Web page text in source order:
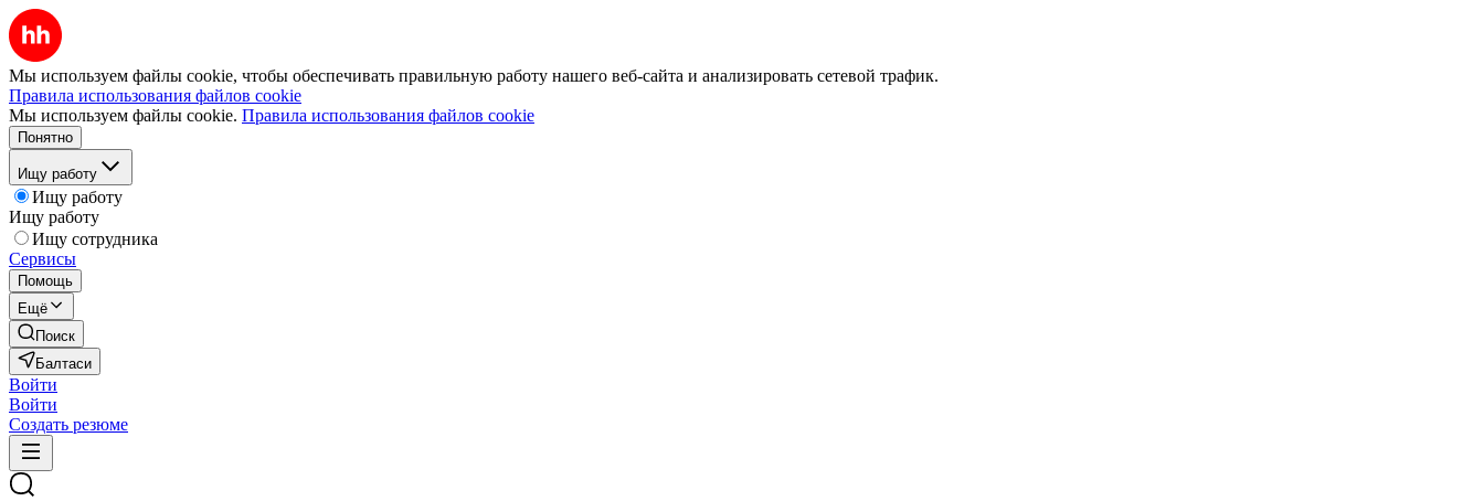
Мы используем файлы cookie, чтобы обеспечивать правильную работу нашего веб-сайта и анализировать сетевой трафик.
Правила использования файлов cookie
Мы используем файлы cookie. Правила использования файлов cookie
Понятно
Ищу работу
Ищу работу
Ищу работу
Ищу сотрудника
Сервисы
Помощь
Ещё
Поиск
Балтаси
Войти
Войти
Создать резюме